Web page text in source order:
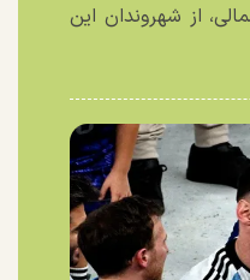
از شهروندان این